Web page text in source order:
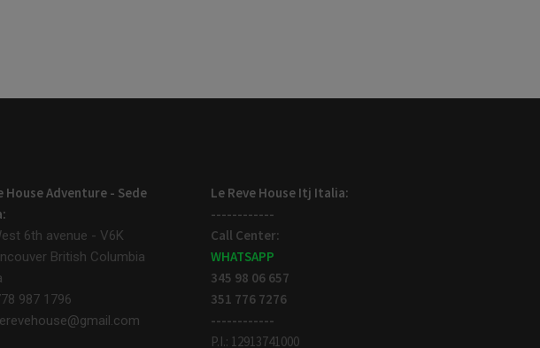
House Adventure - Sede
6th avenue - V6K
British Columbia
987 1796
Le Reve House Itj Italia:
------------
Call Center:
WHATSAPP
345 98 06 657
351 776 7276
------------
P.I.: 12913741000